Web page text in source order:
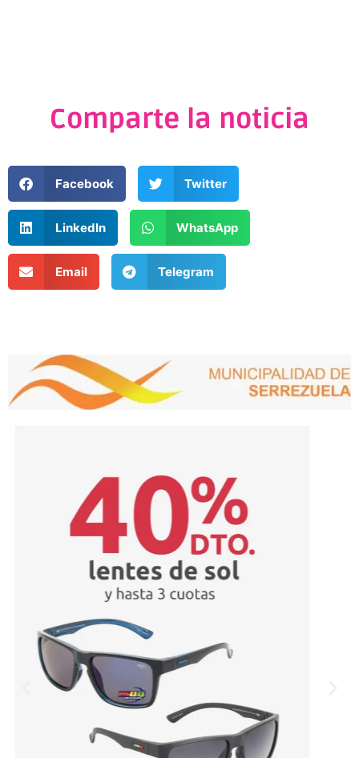
Comparte la noticia
Facebook Twitter
LinkedIn WhatsApp
Email Telegram